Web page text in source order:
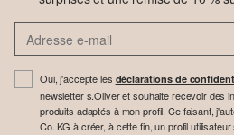
Oui, j'accepte les déclarations de
newsletter s.Oliver et souhaite recevoir des
produits adaptés à mon profil. Ce faisant,
Co. KG à créer, à cette fin, un profil